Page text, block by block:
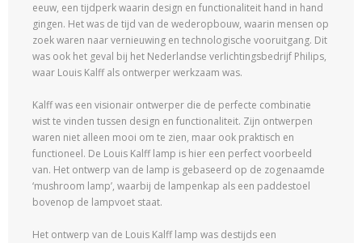
eeuw, een tijdperk waarin design en functionaliteit hand in hand
gingen. Het was de tijd van de wederopbouw, waarin mensen op
zoek waren naar vernieuwing en technologische vooruitgang. Dit
was ook het geval bij het Nederlandse verlichtingsbedrijf Philips,
waar Louis Kalff als ontwerper werkzaam was.
Kalff was een visionair ontwerper die de perfecte combinatie
wist te vinden tussen design en functionaliteit. Zijn ontwerpen
waren niet alleen mooi om te zien, maar ook praktisch en
functioneel. De Louis Kalff lamp is hier een perfect voorbeeld
van. Het ontwerp van de lamp is gebaseerd op de zogenaamde
‘mushroom lamp’, waarbij de lampenkap als een paddestoel
bovenop de lampvoet staat.
Het ontwerp van de Louis Kalff lamp was destijds een